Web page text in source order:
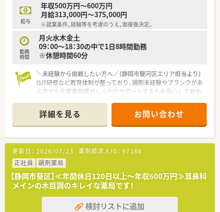
給与
年収500万円～600万円
月給313,000円～375,000円
※就業条件、経験等を考慮のうえ、面接後決定。
勤務
時間
月火水木金土
09：00～18：30の中で1日8時間勤務
※休憩時間60分
＼未経験から挑戦したい方へ／（静岡市駿河区エリア担当より）
OJT研修など教育体制が整っており、調剤未経験やブランクがあ
る方でも先輩薬剤師がしっかりサポートするため安心して始め
＊------------------------------------------＊
【店舗情報と応需状況について】
■処方箋は1日あたり約30枚を応需しており、施設や居宅への在
宅業務に注力している地域密着型の薬局です。
■取扱品目数は約800品目となっており、幅広い医薬品の知識を
身につけながら日々の業務に取り組めます。
■東静岡駅から車で10分ほどの好立地に位置しており、マイカ
ー通勤が可能なので毎日の通勤も大変便利です。
【法人特徴について】
■昭和45年に創業して以来、長きにわたり地域医療に貢献し続
詳細を見る お問い合わせ
更新日： 2026/07/23 薬剤師求人ID： 97188
正社員
調剤薬局
【静岡市葵区】≪年間休日120日以上～年収600万円≫耳鼻科
メインの木目調のキレイな薬局です！
検討リストに追加